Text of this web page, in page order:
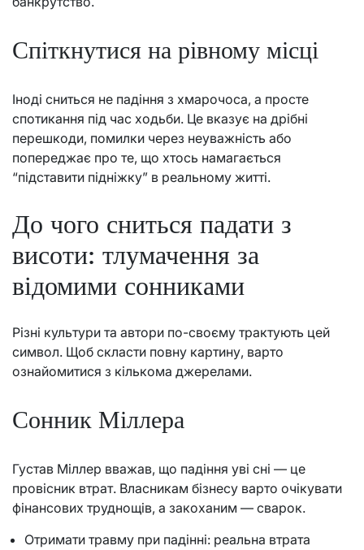
Спіткнутися на рівному місці
Іноді сниться не падіння з хмарочоса, а просте
спотикання під час ходьби. Це вказує на дрібні
перешкоди, помилки через неуважність або
попереджає про те, що хтось намагається
“підставити підніжку” в реальному житті.
До чого сниться падати з
висоти: тлумачення за
відомими сонниками
Різні культури та автори по-своєму трактують цей
символ. Щоб скласти повну картину, варто
ознайомитися з кількома джерелами.
Сонник Міллера
Густав Міллер вважав, що падіння уві сні — це
провісник втрат. Власникам бізнесу варто очікувати
фінансових труднощів, а закоханим — сварок.
Отримати травму при падінні: реальна втрата